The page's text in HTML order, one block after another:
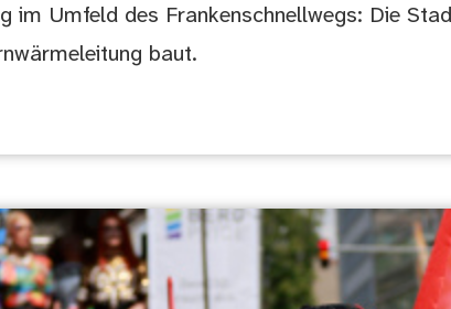
im Umfeld des Frankenschnellwegs: Die
baut.